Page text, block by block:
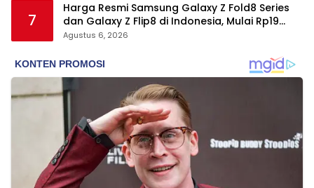
7
Harga Resmi Samsung Galaxy Z Fold8 Series
dan Galaxy Z Flip8 di Indonesia, Mulai Rp19
Jutaan
Agustus 6, 2026